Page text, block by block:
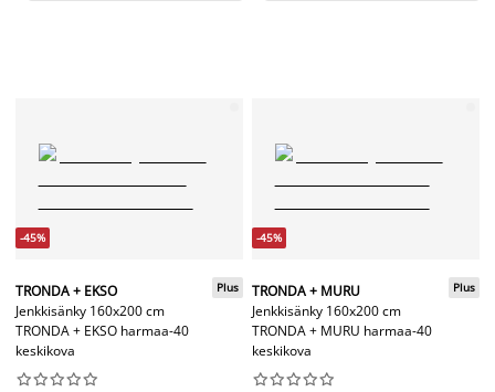
-45%
TRONDA + EKSO
Jenkkisänky 160x200 cm
TRONDA + EKSO harmaa-40
keskikova
Plus






-45%
TRONDA + MURU
Jenkkisänky 160x200 cm
TRONDA + MURU harmaa-40
keskikova
Plus





